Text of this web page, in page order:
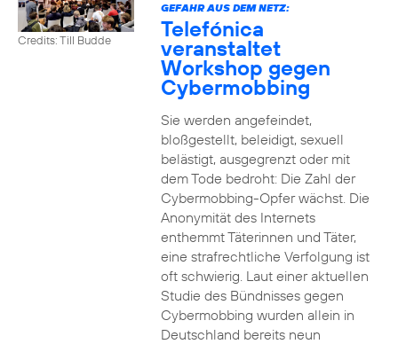
Credits: Till Budde
GEFAHR AUS DEM NETZ:
Telefónica
veranstaltet
Workshop gegen
Cybermobbing
Sie werden angefeindet,
bloßgestellt, beleidigt, sexuell
belästigt, ausgegrenzt oder mit
dem Tode bedroht: Die Zahl der
Cybermobbing-Opfer wächst. Die
Anonymität des Internets
enthemmt Täterinnen und Täter,
eine strafrechtliche Verfolgung ist
oft schwierig. Laut einer aktuellen
Studie des Bündnisses gegen
Cybermobbing wurden allein in
Deutschland bereits neun